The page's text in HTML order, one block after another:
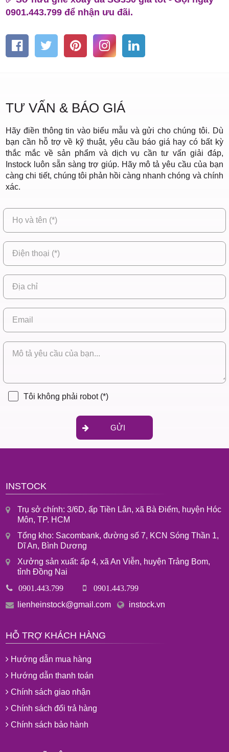
0901.443.799 để nhận ưu đãi.
TƯ VẤN & BÁO GIÁ
Hãy điền thông tin vào biểu mẫu và gửi cho chúng tôi. Dù
bạn cần hỗ trợ về kỹ thuật, yêu cầu báo giá hay có bất kỳ
thắc mắc về sản phẩm và dịch vụ cần tư vấn giải đáp,
Instock luôn sẵn sàng trợ giúp. Hãy mô tả yêu cầu của bạn
càng chi tiết, chúng tôi phản hồi càng nhanh chóng và chính
xác.
GỬI
Tôi không phải robot (*)
INSTOCK
Trụ sở chính: 3/6D, ấp Tiền Lân, xã Bà Điểm, huyện Hóc
Môn, TP. HCM
Tổng kho: Sacombank, đường số 7, KCN Sóng Thần 1,
Dĩ An, Bình Dương
Xưởng sản xuất: ấp 4, xã An Viễn, huyện Trảng Bom,
tỉnh Đồng Nai
0901.443.799 0901.443.799
lienheinstock@gmail.com instock.vn
HỖ TRỢ KHÁCH HÀNG
Hướng dẫn mua hàng
Hướng dẫn thanh toán
Chính sách giao nhận
Chính sách đổi trả hàng
Chính sách bảo hành